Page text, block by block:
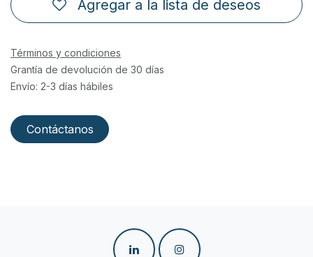
Agregar a la lista de deseos
Términos y condiciones
Grantía de devolución de 30 días
Envío: 2-3 días hábiles
Contáctanos